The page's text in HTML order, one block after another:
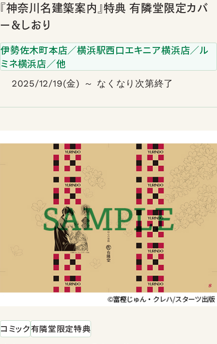
『神奈川名建築案内』特典 有隣堂限定カバ
ー＆しおり
伊勢佐木町本店／横浜駅西口エキニア横浜店／ル
ミネ横浜店／他
2025/12/19(金) ～ なくなり次第終了
コミック有隣堂限定特典